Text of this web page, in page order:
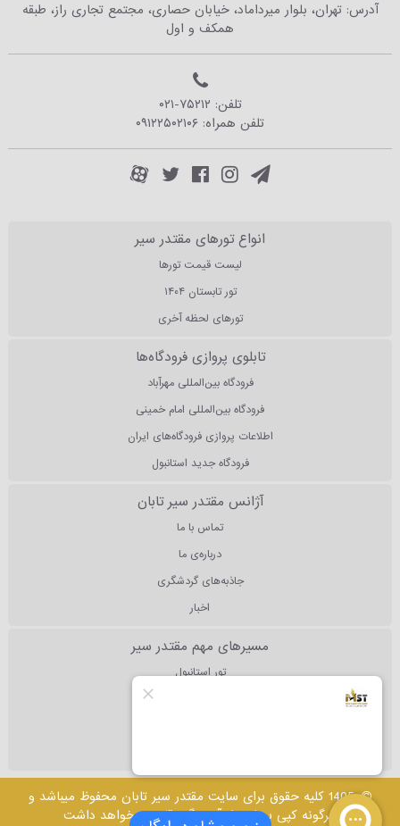
آدرس: تهران، بلوار میرداماد، خیابان حصاری، مجتمع تجاری راز، طبقه
همکف و اول
تلفن: ۰۲۱-۷۵۲۱۲
تلفن همراه: ۰۹۱۲۲۵۰۲۱۰۶
انواع تورهای مقتدر سیر
لیست قیمت تورها
تور تابستان ۱۴۰۴
تورهای لحظه آخری
تابلوی پروازی فرودگاه‌ها
فرودگاه بین‌المللی مهرآباد
فرودگاه بین‌المللی امام خمینی
اطلاعات پروازی فرودگاه‌های ایران
فرودگاه جدید استانبول
آژانس مقتدر سیر تابان
تماس با ما
درباره‌ی ما
جاذبه‌های گردشگری
اخبار
مسیرهای مهم مقتدر سیر
تور استانبول
1405 کلیه حقوق برای سایت مقتدر سیر تابان محفوظ میباشد و
هرگونه کپی برداری از آن پیگرد قانونی خواهد داشت